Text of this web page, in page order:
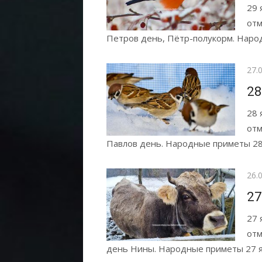
29
Петров день, Пётр-полукорм.
28
Павлов день. Народные приметы
27
день Нины. Народные приметы 27